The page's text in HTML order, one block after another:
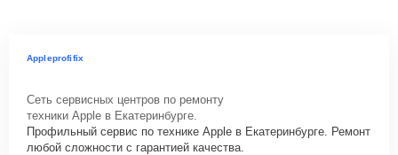
Appleprofifix
Сеть сервисных центров по ремонту
техники Apple в Екатеринбурге.
Профильный сервис по технике Apple в Екатеринбурге. Ремонт
любой сложности с гарантией качества.